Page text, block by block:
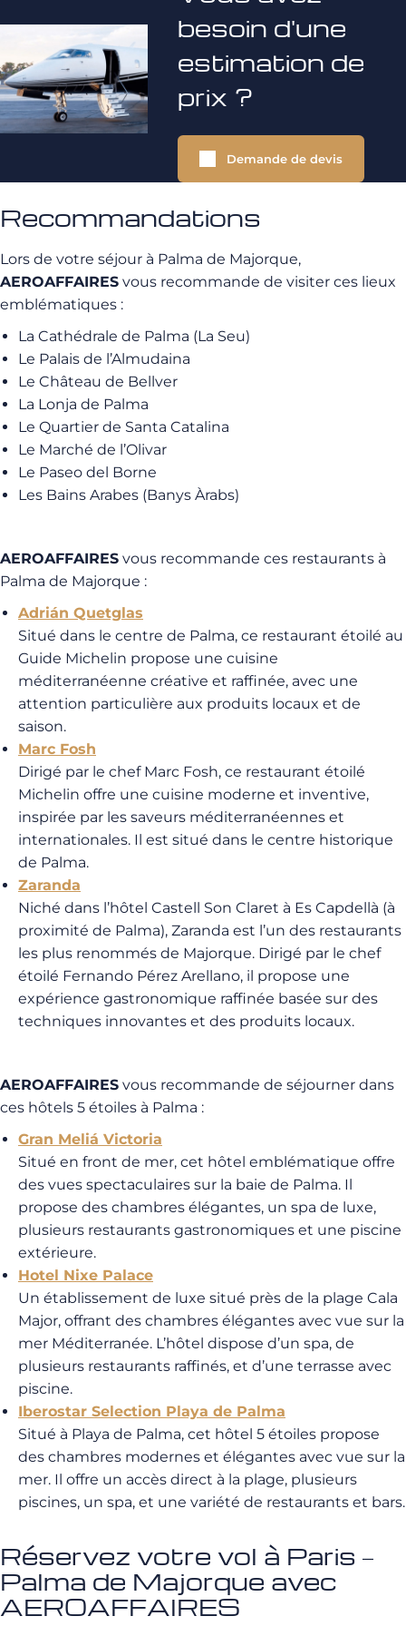
besoin d'une
estimation de
prix ?
Demande de devis
Recommandations
Lors de votre séjour à Palma de Majorque,
AEROAFFAIRES vous recommande de visiter ces lieux
emblématiques :
La Cathédrale de Palma (La Seu)
Le Palais de l’Almudaina
Le Château de Bellver
La Lonja de Palma
Le Quartier de Santa Catalina
Le Marché de l’Olivar
Le Paseo del Borne
Les Bains Arabes (Banys Àrabs)
AEROAFFAIRES vous recommande ces restaurants à
Palma de Majorque :
Adrián Quetglas
Situé dans le centre de Palma, ce restaurant étoilé au
Guide Michelin propose une cuisine
méditerranéenne créative et raffinée, avec une
attention particulière aux produits locaux et de
saison.
Marc Fosh
Dirigé par le chef Marc Fosh, ce restaurant étoilé
Michelin offre une cuisine moderne et inventive,
inspirée par les saveurs méditerranéennes et
internationales. Il est situé dans le centre historique
de Palma.
Zaranda
Niché dans l’hôtel Castell Son Claret à Es Capdellà (à
proximité de Palma), Zaranda est l’un des restaurants
les plus renommés de Majorque. Dirigé par le chef
étoilé Fernando Pérez Arellano, il propose une
expérience gastronomique raffinée basée sur des
techniques innovantes et des produits locaux.
AEROAFFAIRES vous recommande de séjourner dans
ces hôtels 5 étoiles à Palma :
Gran Meliá Victoria
Situé en front de mer, cet hôtel emblématique offre
des vues spectaculaires sur la baie de Palma. Il
propose des chambres élégantes, un spa de luxe,
plusieurs restaurants gastronomiques et une piscine
extérieure.
Hotel Nixe Palace
Un établissement de luxe situé près de la plage Cala
Major, offrant des chambres élégantes avec vue sur la
mer Méditerranée. L’hôtel dispose d’un spa, de
plusieurs restaurants raffinés, et d’une terrasse avec
piscine.
Iberostar Selection Playa de Palma
Situé à Playa de Palma, cet hôtel 5 étoiles propose
des chambres modernes et élégantes avec vue sur la
mer. Il offre un accès direct à la plage, plusieurs
piscines, un spa, et une variété de restaurants et bars.
Réservez votre vol à Paris –
Palma de Majorque avec
AEROAFFAIRES